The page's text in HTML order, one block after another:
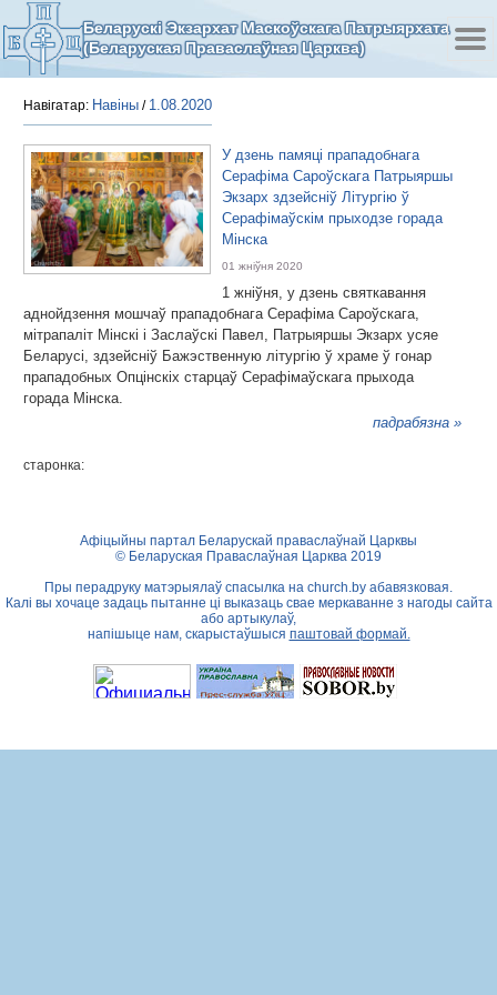
Беларускі Экзархат Маскоўскага Патрыярхата
(Беларуская Праваслаўная Царква)
Навігатар: Навіны / 1.08.2020
У дзень памяці прападобнага
Серафіма Сароўскага Патрыяршы
Экзарх здзейсніў Літургію ў
Серафімаўскім прыходзе горада
Мінска
01 жніўня 2020
1 жніўня, у дзень святкавання
аднойдзення мошчаў прападобнага Серафіма Сароўскага,
мітрапаліт Мінскі і Заслаўскі Павел, Патрыяршы Экзарх усяе
Беларусі, здзейсніў Бажэственную літургію ў храме ў гонар
прападобных Опцінскіх старцаў Серафімаўскага прыхода
горада Мінска.
падрабязна »
старонка:
Афіцыйны партал Беларускай праваслаўнай Царквы
© Беларуская Праваслаўная Царква 2019
Пры перадруку матэрыялаў спасылка на church.by абавязковая.
Калі вы хочаце задаць пытанне ці выказаць свае меркаванне з нагоды сайта
або артыкулаў,
напішыце нам, скарыстаўшыся паштовай формай.